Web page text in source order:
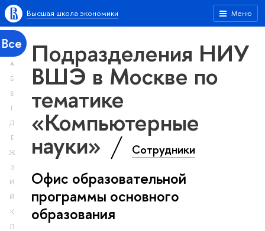
Меню
Высшая школа экономики
Все
А
Б
В
Г
Д
Е
Ж
З
И
Й
К
Л
Подразделения НИУ
ВШЭ в Москве по
тематике
«Компьютерные
науки» Сотрудники
Офис образовательной
программы основного
образования